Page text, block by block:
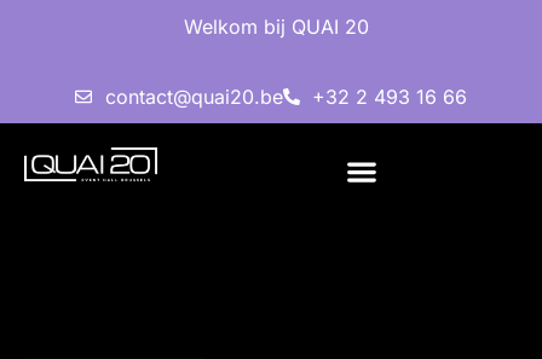
Welkom bij QUAI 20
contact@quai20.be +32 2 493 16 66